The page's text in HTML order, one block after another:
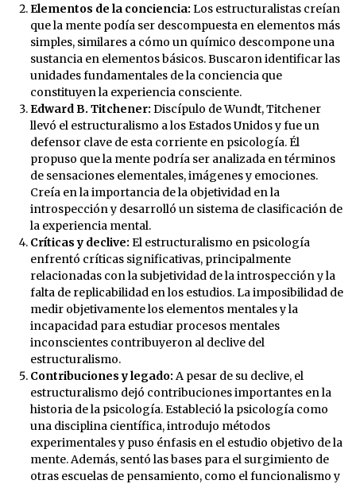
Elementos de la conciencia: Los estructuralistas creían
que la mente podía ser descompuesta en elementos más
simples, similares a cómo un químico descompone una
sustancia en elementos básicos. Buscaron identificar las
unidades fundamentales de la conciencia que
constituyen la experiencia consciente.
Edward B. Titchener: Discípulo de Wundt, Titchener
llevó el estructuralismo a los Estados Unidos y fue un
defensor clave de esta corriente en psicología. Él
propuso que la mente podría ser analizada en términos
de sensaciones elementales, imágenes y emociones.
Creía en la importancia de la objetividad en la
introspección y desarrolló un sistema de clasificación de
la experiencia mental.
Críticas y declive: El estructuralismo en psicología
enfrentó críticas significativas, principalmente
relacionadas con la subjetividad de la introspección y la
falta de replicabilidad en los estudios. La imposibilidad de
medir objetivamente los elementos mentales y la
incapacidad para estudiar procesos mentales
inconscientes contribuyeron al declive del
estructuralismo.
Contribuciones y legado: A pesar de su declive, el
estructuralismo dejó contribuciones importantes en la
historia de la psicología. Estableció la psicología como
una disciplina científica, introdujo métodos
experimentales y puso énfasis en el estudio objetivo de la
mente. Además, sentó las bases para el surgimiento de
otras escuelas de pensamiento, como el funcionalismo y